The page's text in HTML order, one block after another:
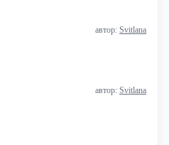
автор: Svitlana
автор: Svitlana